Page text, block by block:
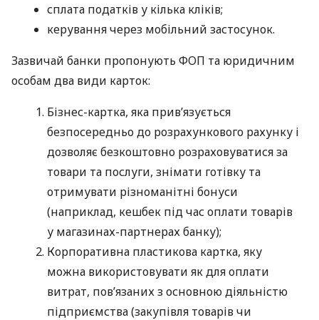
сплата податків у кілька кліків;
керування через мобільний застосунок.
Зазвичай банки пропонують ФОП та юридичним
особам два види карток:
Бізнес-картка, яка прив’язується
безпосередньо до розрахункового рахунку і
дозволяє безкоштовно розраховуватися за
товари та послуги, знімати готівку та
отримувати різноманітні бонуси
(наприклад, кешбек під час оплати товарів
у магазинах-партнерах банку);
Корпоративна пластикова картка, яку
можна використовувати як для оплати
витрат, пов’язаних з основною діяльністю
підприємства (закупівля товарів чи